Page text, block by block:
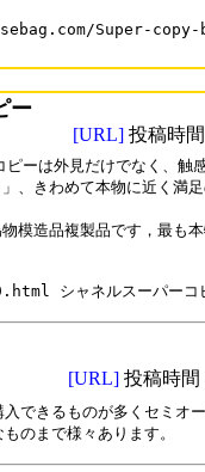
Super-
ー
[URL] 投稿時
ーは外見だけでなく、触
、きわめて本物に近く満
模造品複製品です，最も
[URL] 投稿時間
できるものが多くセミオ
のまで様々あります。